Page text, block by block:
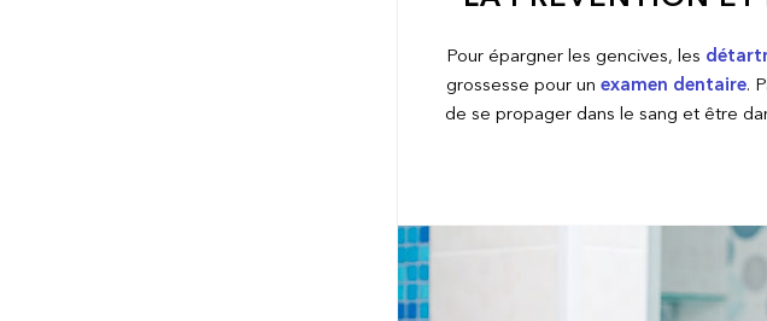
Pour épargner les gencives, les
grossesse pour un examen dentaire.
de se propager dans le sang et être